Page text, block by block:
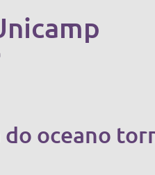
oceano